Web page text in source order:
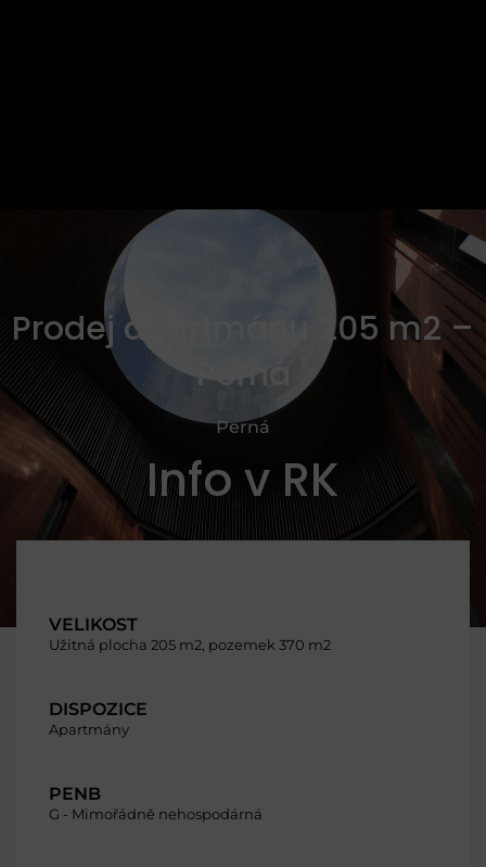
Prodej apartmánu 205 m2 –
Perná
Perná
Info v RK
VELIKOST
Užitná plocha 205 m2, pozemek 370 m2
DISPOZICE
Apartmány
PENB
G - Mimořádně nehospodárná